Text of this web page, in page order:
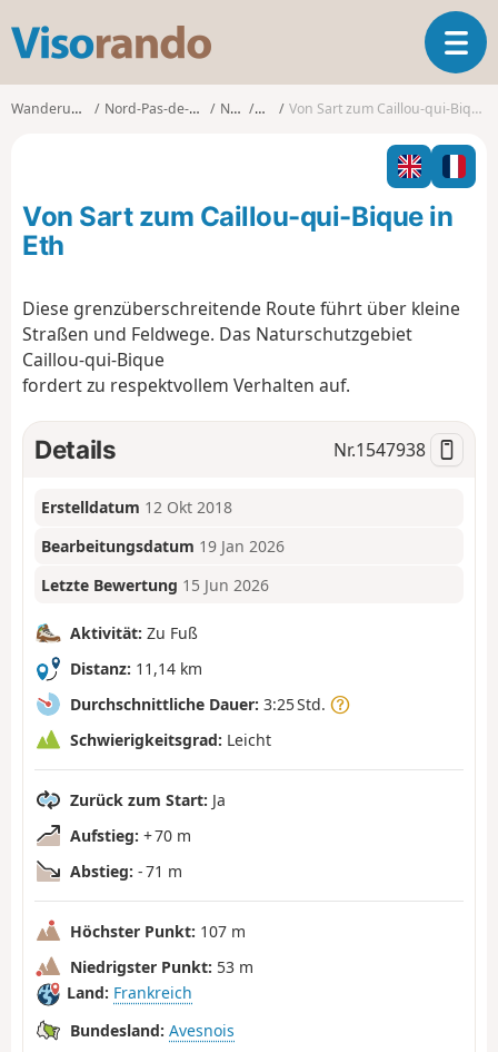
s
o
o
T
o
g
l
n
a
Wanderungen Nord-Pas-de-Calais Nord Eth Von Sart zum Caillou-qui-Bique in Eth
Von Sart zum Caillou-qui-Bique in
Eth
Diese grenzüberschreitende Route führt über kleine
Straßen und Feldwege. Das Naturschutzgebiet
Caillou-qui-Bique
fordert zu respektvollem Verhalten auf.
Details Nr.1547938
Erstelldatum 12 Okt 2018
Bearbeitungsdatum 19 Jan 2026
Letzte Bewertung 15 Jun 2026
Aktivität: Zu Fuß
Distanz: 11,14 km
Durchschnittliche Dauer: 3:25 Std.
Schwierigkeitsgrad: Leicht
Zurück zum Start: Ja
Aufstieg: + 70 m
Abstieg: - 71 m
Höchster Punkt: 107 m
Niedrigster Punkt: 53 m
Land: Frankreich
Bundesland: Avesnois